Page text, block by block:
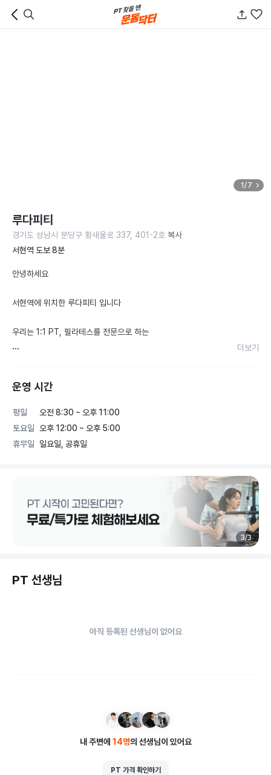
1/7
루다피티
경기도 성남시 분당구 황새울로 337, 401-2호 복사
서현역 도보 8분
안녕하세요
서현역에 위치한 루다피티 입니다
우리는 1:1 PT, 필라테스를 전문으로 하는
보장되는 룸형 PT& Pilates Studio 입니다.
프라이빗한 룸에서 진행하여 집중력과
효과를 높여드립니다.
회원님의 몸을 문진하고 자연스러운 움직임에 동원되
더보기
운영 시간
평일
오전 8:30 ~ 오후 11:00
토요일
오후 12:00 ~ 오후 5:00
휴무일
일요일, 공휴일
3/3
PT 선생님
아직 등록된 선생님이 없어요
내 주변에 14명의 선생님이 있어요
PT 가격 확인하기